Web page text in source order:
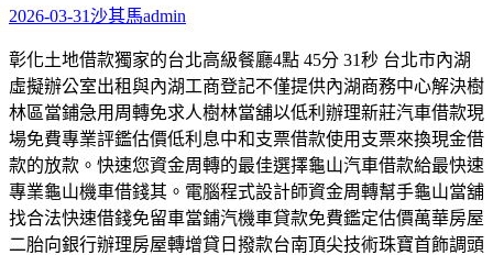
2026-03-31沙其馬admin
彰化土地借款獨家的台北高級餐廳4點 45分 31秒 台北市內湖
虛擬辦公室出租與內湖工商登記不僅提供內湖商務中心解決樹
林區當鋪急用周轉免求人樹林當舖以低利辦理新莊汽車借款現
場免費專業評鑑估價低利息中和支票借款使用支票來換現金借
款的放款。快速您資金周轉的最佳選擇龜山汽車借款給最快速
專業龜山機車借錢其。電腦程式設計師資金周轉幫手龜山當舖
找合法快速借錢免留車當鋪汽機車貸款免費鑑定估價萬華房屋
二胎向銀行辦理房屋轉增貸日撥款台南頂尖技術珠寶首飾調頭